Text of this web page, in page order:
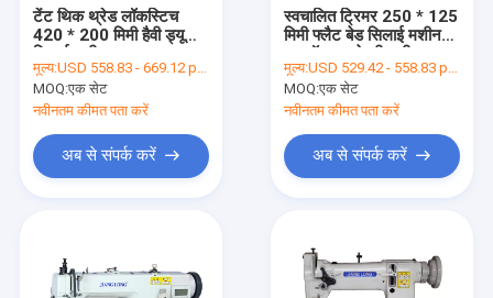
टेंट थिक थ्रेड लॉकस्टिच
420 * 200 मिमी हैवी ड्यूटी
मूल्य:USD 558.83 - 669.12 per set
MOQ:एक सेट
नवीनतम कीमत पता करें
अब से संपर्क करें
स्वचालित ट्रिमर 250 * 125
मिमी फ्लैट बेड सिलाई मशीन
मूल्य:USD 529.42 - 558.83 per set
MOQ:एक सेट
नवीनतम कीमत पता करें
अब से संपर्क करें